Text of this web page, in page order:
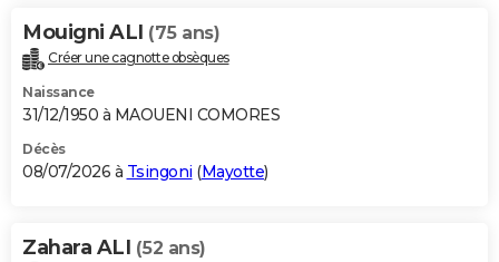
Mouigni ALI (75 ans)
Créer une cagnotte obsèques
Naissance
31/12/1950 à MAOUENI COMORES
Décès
08/07/2026 à Tsingoni (Mayotte)
Zahara ALI (52 ans)